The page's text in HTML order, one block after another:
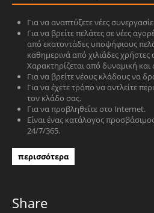
Για να αναπτύξετε νέες
Για να βρείτε πελάτες σε νέες
από εκατοντάδες υποψήφιους
καθημερινά από χιλιάδες χρήστες
Χαρακτηρίζεται από δυναμική και
Για να βρείτε νέους κλάδους να
Για να έχετε τρόπο να αντλείτε
τον κλάδο σας.
Για να προβληθείτε στο Internet.
Είναι ένας κατάλογος
24/7/365.
περισσότερα
Share